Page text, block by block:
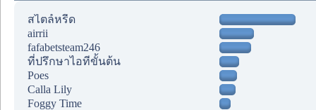
สไตล์หรีด
airrii
fafabetsteam246
ที่ปรึกษาไอทีขั้นต้น
Poes
Calla Lily
Foggy Time